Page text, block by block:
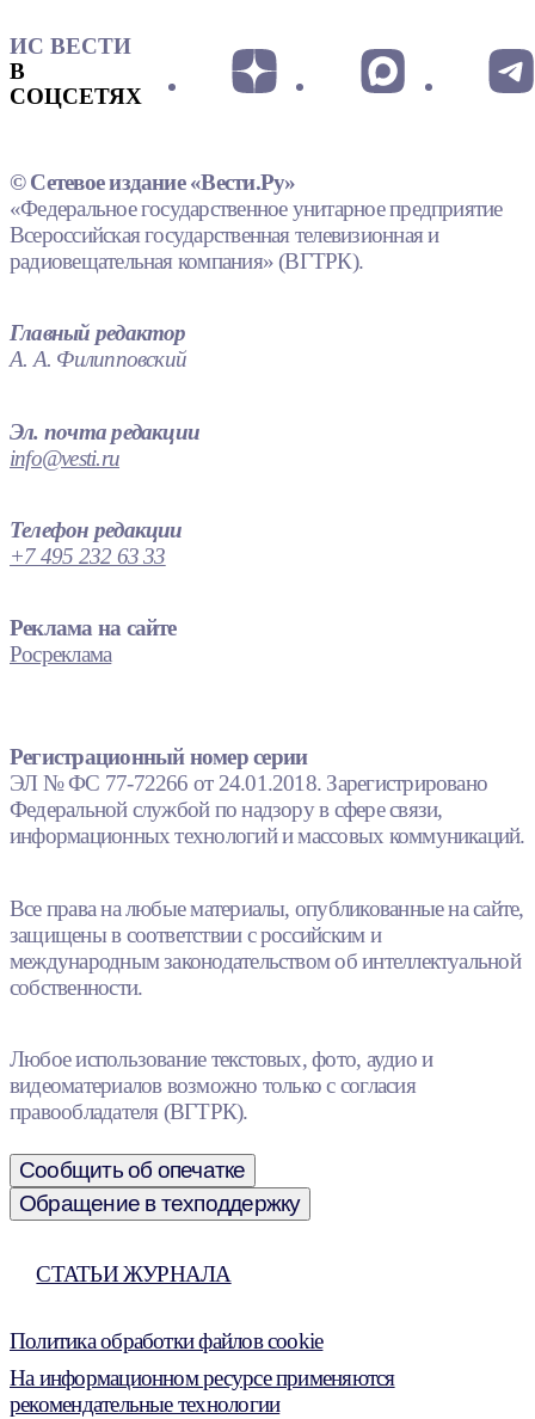
ИС ВЕСТИ
В
СОЦСЕТЯХ
© Сетевое издание «Вести.Ру»
«Федеральное государственное унитарное предприятие
Всероссийская государственная телевизионная и
радиовещательная компания» (ВГТРК).
Главный редактор
А. А. Филипповский
Эл. почта редакции
info@vesti.ru
Телефон редакции
+7 495 232 63 33
Реклама на сайте
Росреклама
Регистрационный номер серии
ЭЛ № ФС 77-72266 от 24.01.2018. Зарегистрировано
Федеральной службой по надзору в сфере связи,
информационных технологий и массовых коммуникаций.
Все права на любые материалы, опубликованные на сайте,
защищены в соответствии с российским и
международным законодательством об интеллектуальной
собственности.
Любое использование текстовых, фото, аудио и
видеоматериалов возможно только с согласия
правообладателя (ВГТРК).
Сообщить об опечатке
Обращение в техподдержку
СТАТЬИ ЖУРНАЛА
Политика обработки файлов cookie
На информационном ресурсе применяются
рекомендательные технологии